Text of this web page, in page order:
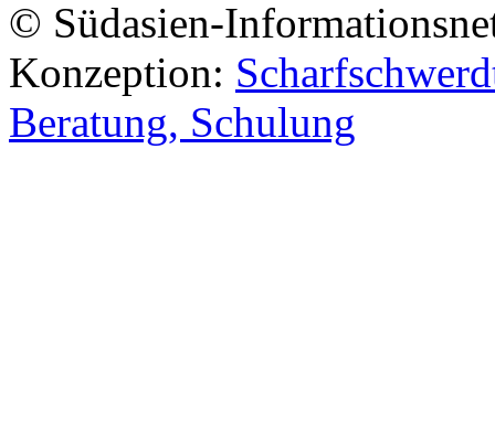
© Südasien-
Konzeption:
Beratung, Schulung